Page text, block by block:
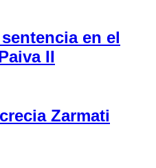
en el
II
Zarmati